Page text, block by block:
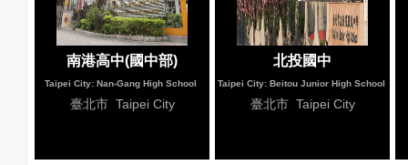
南港高中(國中部)
Taipei City: Nan-Gang High School
臺北市 Taipei City
北投國中
Taipei City: Beitou Junior High School
臺北市 Taipei City